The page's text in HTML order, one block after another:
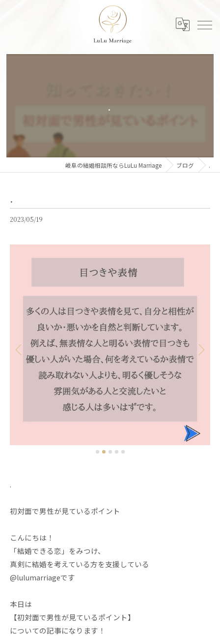
.
岐阜の結婚相談所ならLuLu Marriage ブログ .
.
2023/05/19
.
初対面で男性が見ているポイント
こんにちは！
「結婚できる恋」をみつけ、
真剣に結婚を考えている方を支援している
@lulumarriageです
本日は
【初対面で男性が見ているポイント】
についての記事になります！